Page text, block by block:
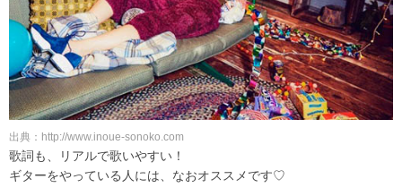
出典：http://www.inoue-sonoko.com
歌詞も、リアルで歌いやすい！
ギターをやっている人には、なおオススメです♡